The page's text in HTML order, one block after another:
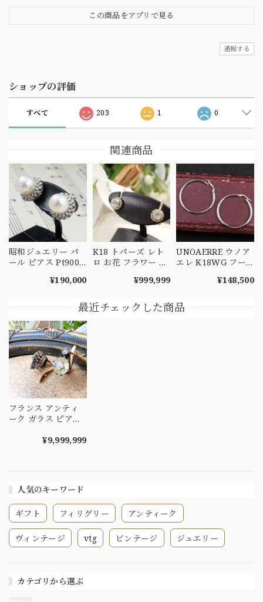
人気のキーワード
ギフト フィリグリー アンティーク
ヴィンテージ vtg ビンテージ ジュエリー
カテゴリから選ぶ
この商品をアプリで見る
通報する
ショップの評価
すべて 203 1 0
関連商品
昭和ジュエリー パ
ール ピアス Pt900
ンテージ 昭和レト
華やかデザイン プ
¥190,000
K18 トパーズ レト
ロ お花 フラワー シ
アス MOE00047
¥999,999
UNOAERRE ウノア
エレ K18WG フー
ホワイトゴールド
ージ シンプル
MOE00074
¥148,500
最近チェックした商品
フランス アンティ
ーク ガラス ピアス
頃 K18 ローズカッ
¥9,999,999